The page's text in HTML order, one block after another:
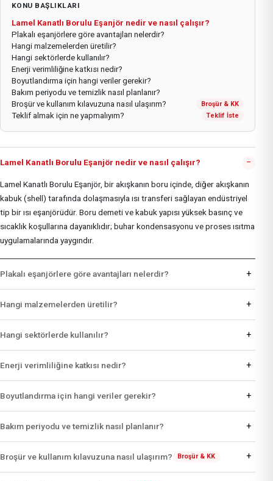
KONU BAŞLIKLARI
Lamel Kanatlı Borulu Eşanjör nedir ve nasıl çalışır?
Plakalı eşanjörlere göre avantajları nelerdir?
Hangi malzemelerden üretilir?
Hangi sektörlerde kullanılır?
Enerji verimliliğine katkısı nedir?
Boyutlandırma için hangi veriler gerekir?
Bakım periyodu ve temizlik nasıl planlanır?
Broşür ve kullanım kılavuzuna nasıl ulaşırım?
Broşür & KK
Teklif almak için ne yapmalıyım? Teklif İste
Lamel Kanatlı Borulu Eşanjör nedir ve nasıl çalışır? −
Lamel Kanatlı Borulu Eşanjör, bir akışkanın boru içinde, diğer akışkanın
kabuk (shell) tarafında dolaşmasıyla ısı transferi sağlayan endüstriyel
tip bir ısı eşanjörüdür. Boru demeti ve kabuk yapısı yüksek basınç ve
sıcaklık koşullarına dayanıklıdır; buhar kondensasyonu ve proses ısıtma
uygulamalarında yaygındır.
Plakalı eşanjörlere göre avantajları nelerdir? +
Hangi malzemelerden üretilir? +
Hangi sektörlerde kullanılır? +
Enerji verimliliğine katkısı nedir? +
Boyutlandırma için hangi veriler gerekir? +
Bakım periyodu ve temizlik nasıl planlanır? +
Broşür ve kullanım kılavuzuna nasıl ulaşırım? Broşür & KK +